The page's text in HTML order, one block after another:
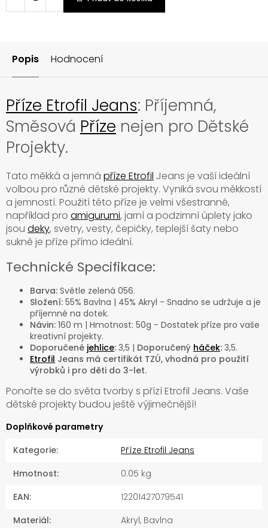
Popis Hodnocení
Příze Etrofil Jeans: Příjemná,
Směsová Příze nejen pro Dětské
Projekty.
Tato měkká a jemná příze Etrofil Jeans je vaší ideální
volbou pro různé dětské projekty. Vyniká svou měkkostí
a jemností. Použití této příze je velmi všestranné,
například pro amigurumi, jarní a podzimní úplety jako
jsou deky, svetry, vesty, čepičky, teplejší šaty nebo
sukně je příze přímo ideální.
Technické Specifikace:
Barva: Světle zelená 056.
Složení: 55% Bavlna | 45% Akryl - Snadno se udržuje a je
příjemné na dotek.
Návin: 160 m | Hmotnost: 50g - Dostatek příze pro vaše
kreativní projekty.
Doporučené jehlice: 3,5 | Doporučený háček: 3,5.
Etrofil Jeans má certifikát TZÚ, vhodná pro použití
výrobků i pro děti do 3-let.
Ponořte se do světa tvorby s přízí Etrofil Jeans. Vaše
dětské projekty budou ještě výjimečnější!
Doplňkové parametry
Kategorie:
Příze Etrofil Jeans
Hmotnost:
0.05 kg
EAN:
12201427079541
Materiál: Akryl, Bavlna